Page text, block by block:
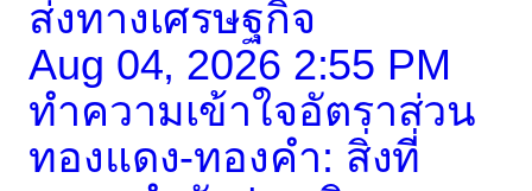
ส่งทางเศรษฐกิจ
Aug 04, 2026 2:55 PM
ทำความเข้าใจอัตราส่วน
ทองแดง-ทองคำ: สิ่งที่